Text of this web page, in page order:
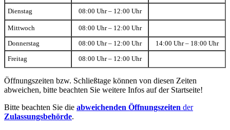
Dienstag 08:00 Uhr – 12:00 Uhr
Mittwoch 08:00 Uhr – 12:00 Uhr
Donnerstag 08:00 Uhr – 12:00 Uhr 14:00 Uhr – 18:00 Uhr
Freitag 08:00 Uhr – 12:00 Uhr
Öffnungszeiten bzw. Schließtage können von diesen Zeiten
abweichen, bitte beachten Sie weitere Infos auf der Startseite!
Bitte beachten Sie die abweichenden Öffnungszeiten der
Zulassungsbehörde.